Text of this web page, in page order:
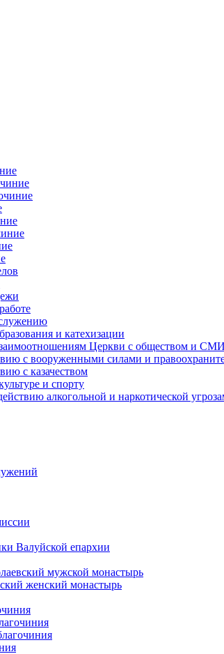
и катехизации
Церкви с обществом и СМИ
с вооруженными силами и
с казачеством
и спорту
алкогольной и наркотической
Валуйской епархии
мужской монастырь
женский монастырь